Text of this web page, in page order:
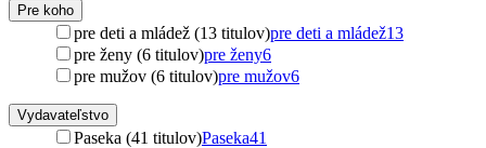
Pre koho
pre deti a mládež (13 titulov)pre deti a mládež13
pre ženy (6 titulov)pre ženy6
pre mužov (6 titulov)pre mužov6
Vydavateľstvo
Paseka (41 titulov)Paseka41